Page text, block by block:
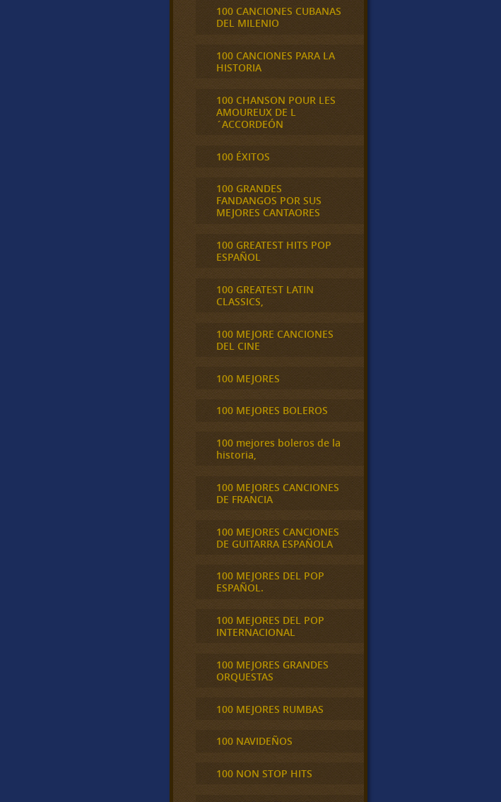
100 CANCIONES CUBANAS
DEL MILENIO
100 CANCIONES PARA LA
HISTORIA
100 CHANSON POUR LES
AMOUREUX DE L
´ACCORDEÓN
100 ÉXITOS
100 GRANDES
FANDANGOS POR SUS
MEJORES CANTAORES
100 GREATEST HITS POP
ESPAÑOL
100 GREATEST LATIN
CLASSICS,
100 MEJORE CANCIONES
DEL CINE
100 MEJORES
100 MEJORES BOLEROS
100 mejores boleros de la
historia,
100 MEJORES CANCIONES
DE FRANCIA
100 MEJORES CANCIONES
DE GUITARRA ESPAÑOLA
100 MEJORES DEL POP
ESPAÑOL.
100 MEJORES DEL POP
INTERNACIONAL
100 MEJORES GRANDES
ORQUESTAS
100 MEJORES RUMBAS
100 NAVIDEÑOS
100 NON STOP HITS